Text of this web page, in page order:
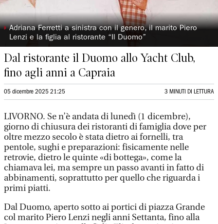
◗Adriana Ferretti a sinistra con il genero, il marito Piero
Lenzi e la figlia al ristorante “Il Duomo”
Dal ristorante il Duomo allo Yacht Club,
fino agli anni a Capraia
05 dicembre 2025 21:25 3 MINUTI DI LETTURA
LIVORNO. Se n’è andata di lunedì (1 dicembre),
giorno di chiusura dei ristoranti di famiglia dove per
oltre mezzo secolo è stata dietro ai fornelli, tra
pentole, sughi e preparazioni: fisicamente nelle
retrovie, dietro le quinte «di bottega», come la
chiamava lei, ma sempre un passo avanti in fatto di
abbinamenti, soprattutto per quello che riguarda i
primi piatti.
Dal Duomo, aperto sotto ai portici di piazza Grande
col marito Piero Lenzi negli anni Settanta, fino alla